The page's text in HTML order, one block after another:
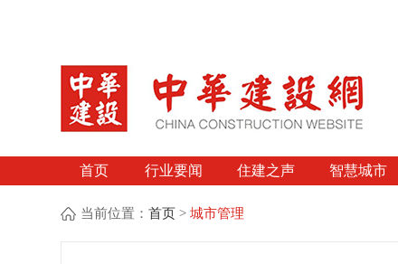
首页 行业要闻 住建之声 智慧城市
当前位置：首页 >城市管理